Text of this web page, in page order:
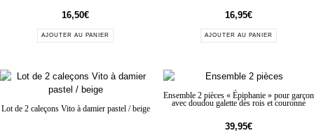
16,50€
AJOUTER AU PANIER
16,95€
AJOUTER AU PANIER
Lot de 2 caleçons Vito à damier pastel / beige
Ensemble 2 pièces « Épiphanie » pour garçon
avec doudou galette des rois et couronne
39,95€